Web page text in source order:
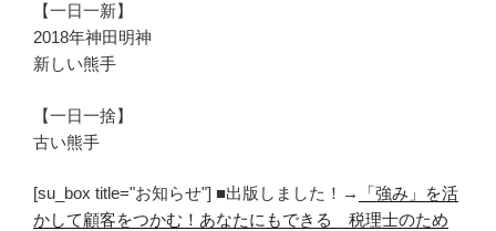
【一日一新】
2018年神田明神
新しい熊手
【一日一捨】
古い熊手
[su_box title="お知らせ"] ■出版しました！→
「強み」を活
かして顧客をつかむ！あなたにもできる 税理士のため